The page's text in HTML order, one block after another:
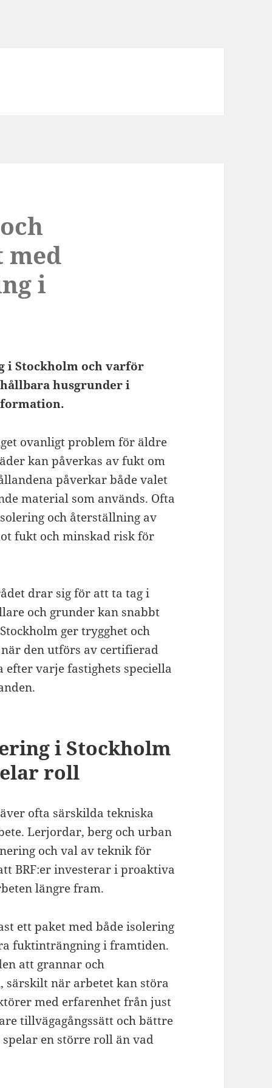
i
i Stockholm och varför
husgrunder i
ovanligt problem för äldre
kan påverkas av fukt om
påverkar både valet
material som används. Ofta
och återställning av
fukt och minskad risk för
drar sig för att ta tag i
och grunder kan snabbt
ger trygghet och
den utförs av certifierad
efter varje fastighets speciella
i Stockholm
roll
ofta särskilda tekniska
Lerjordar, berg och urban
och val av teknik för
BRF:er investerar i proaktiva
längre fram.
ett paket med både isolering
fuktinträngning i framtiden.
att grannar och
särskilt när arbetet kan störa
med erfarenhet från just
tillvägagångssätt och bättre
en större roll än vad